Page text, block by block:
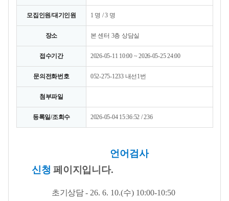
모집인원/대기인원 1 명 / 3 명
장소 본 센터 3층 상담실
접수기간 2026-05-11 10:00 ~ 2026-05-25 24:00
문의전화번호 052-275-1233 내선1번
첨부파일
등록일/조회수 2026-05-04 15:36:52 / 236
언어검사
신청 페이지입니다.
초기상담- 26. 6. 10.(수) 10:00-10:50